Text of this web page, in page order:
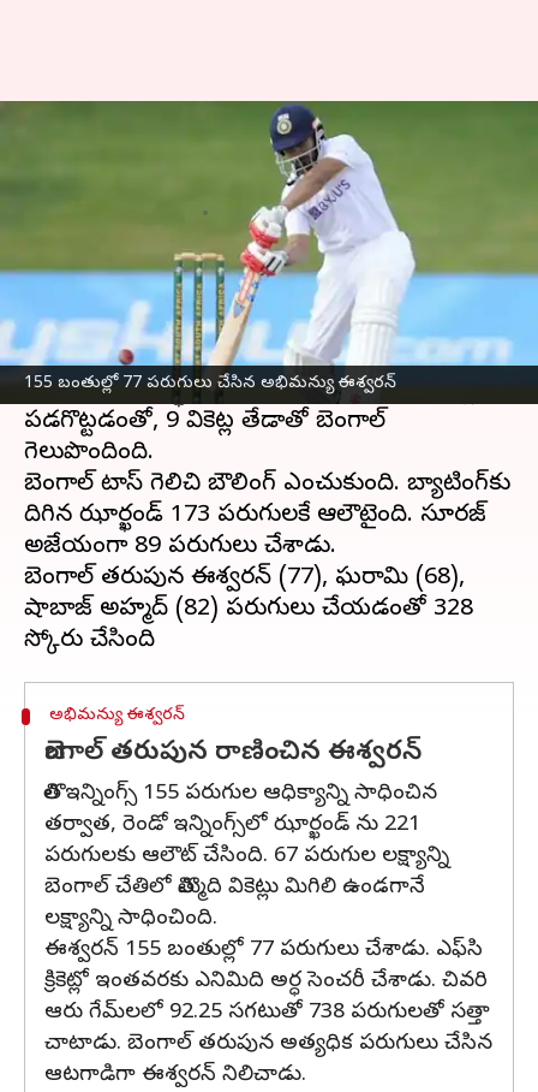
155 బంతుల్లో 77 పరుగులు చేసిన అభిమన్యు ఈశ్వరన్
ఝార్ఖండ్ పై విజయం సాధించి సెమీస్‌కు
Feb 03, 2023 03:53 pm
2022-23రంజీ ట్రోఫీక్వార్టర్ ఫైనల్లో జార్ఖండ్‌పై ఘన
విజయం సాధించి బెంగాల్ సెమీఫైనల్‌కు అర్హత
సాధించింది.ఝార్ఖండ్ పేసర్ ఆకాశ్ దీప్ ఆరు వికెట్లు
పడగొట్టడంతో, 9 వికెట్ల తేడాతో బెంగాల్
గెలుపొందింది.
బెంగాల్ టాస్ గెలిచి బౌలింగ్ ఎంచుకుంది. బ్యాటింగ్‌కు
దిగిన ఝార్ఖండ్ 173 పరుగులకే ఆలౌటైంది. సూరజ్
అజేయంగా 89 పరుగులు చేశాడు.
బెంగాల్ తరుపున ఈశ్వరన్ (77), ఘరామి (68),
షాబాజ్ అహ్మద్ (82) పరుగులు చేయడంతో 328
అభిమన్యు ఈశ్వరన్
బెంగాల్ తరుపున రాణించిన ఈశ్వరన్
తొలి ఇన్నింగ్స్ 155 పరుగుల ఆధిక్యాన్ని సాధించిన
తర్వాత, రెండో ఇన్నింగ్స్‌లో ఝార్ఖండ్ ను 221
పరుగులకు ఆలౌట్ చేసింది. 67 పరుగుల లక్ష్యాన్ని
బెంగాల్ చేతిలో తొమ్మిది వికెట్లు మిగిలి ఉండగానే
లక్ష్యాన్ని సాధించింది.
ఈశ్వరన్ 155 బంతుల్లో 77 పరుగులు చేశాడు. ఎఫ్‌సి
క్రికెట్లో ఇంతవరకు ఎనిమిది అర్ధ సెంచరీ చేశాడు. చివరి
ఆరు గేమ్‌లలో 92.25 సగటుతో 738 పరుగులతో సత్తా
చాటాడు. బెంగాల్‌ తరుపున అత్యధిక పరుగులు చేసిన
ఆటగాడిగా ఈశ్వరన్ నిలిచాడు.